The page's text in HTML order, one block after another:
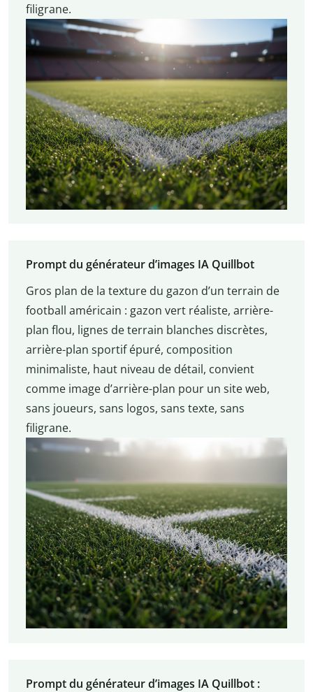
filigrane.
Prompt du générateur d’images IA Quillbot
Gros plan de la texture du gazon d’un terrain de
football américain : gazon vert réaliste, arrière-
plan flou, lignes de terrain blanches discrètes,
arrière-plan sportif épuré, composition
minimaliste, haut niveau de détail, convient
comme image d’arrière-plan pour un site web,
sans joueurs, sans logos, sans texte, sans
filigrane.
Prompt du générateur d’images IA Quillbot :